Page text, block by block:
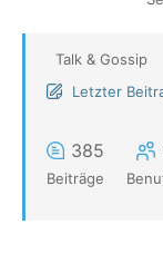
Talk & Gossip
Letzter
385
Beiträge